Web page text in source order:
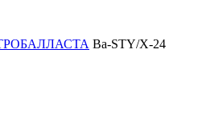
Ba-STY/X-24